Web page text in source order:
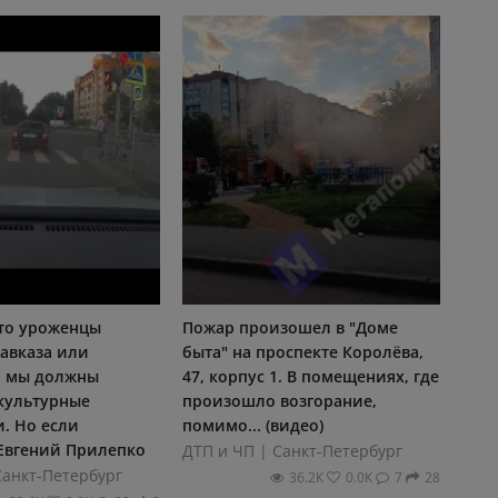
уроженцы
или
мы должны
Но если
Прилепко
Петербург
Пожар произошел в "Доме
быта" на проспекте Королёва,
47, корпус 1. В помещениях, где
произошло возгорание,
помимо... (видео)
ДТП и ЧП | Санкт-Петербург
36.2К 0.0К 7 28